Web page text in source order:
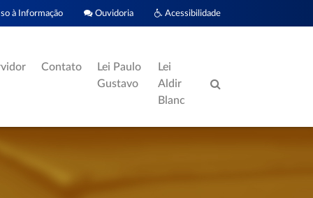
Acessibilidade
Ouvidoria
à Informação
Contato
Lei Paulo
Gustavo
Lei
Aldir
Blanc